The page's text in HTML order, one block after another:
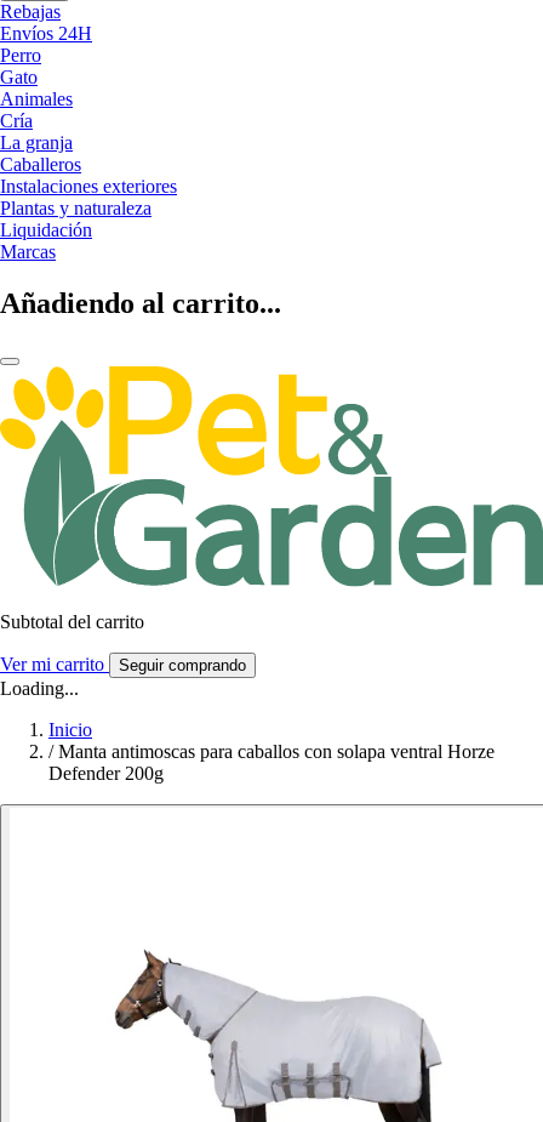
Rebajas
Envíos 24H
Perro
Gato
Animales
Cría
La granja
Caballeros
Instalaciones exteriores
Plantas y naturaleza
Liquidación
Marcas
Añadiendo al carrito...
Subtotal del carrito
Ver mi carrito Seguir comprando
Loading...
Inicio
/ Manta antimoscas para caballos con solapa ventral Horze
Defender 200g